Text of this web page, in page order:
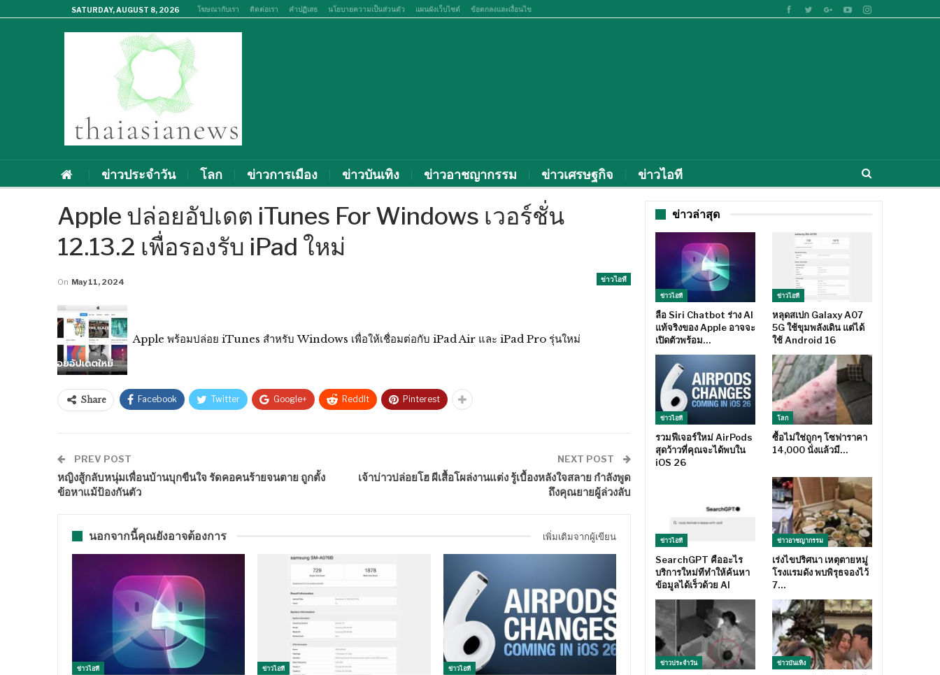
SATURDAY, AUGUST 8, 2026 โฆษณากับเรา ติดต่อเรา คำปฏิเสธ นโยบายความเป็นส่วนตัว แผนผังเว็บไซต์ ข้อตกลงและเงื่อนไข
ข่าวประจำวัน โลก ข่าวการเมือง ข่าวบันเทิง ข่าวอาชญากรรม ข่าวเศรษฐกิจ ข่าวไอที
Apple ปล่อยอัปเดต iTunes For Windows เวอร์ชั่น
12.13.2 เพื่อรองรับ iPad ใหม่
ข่าวไอที
On May 11, 2024
Apple พร้อมปล่อย iTunes สำหรับ Windows เพื่อให้เชื่อมต่อกับ iPad Air และ iPad Pro รุ่นใหม่
Share Facebook Twitter Google+ ReddIt Pinterest
PREV POST
หญิงสู้กลับหนุ่มเพื่อนบ้านบุกขืนใจ รัดคอคนร้ายจนตาย ถูกตั้ง
ข้อหาแม้ป้องกันตัว
NEXT POST
เจ้าบ่าวปล่อยโฮ ผีเสื้อโผล่งานแต่ง รู้เบื้องหลังใจสลาย กำลังพูด
ถึงคุณยายผู้ล่วงลับ
นอกจากนี้คุณยังอาจต้องการ เพิ่มเติมจากผู้เขียน
ข่าวไอที ข่าวไอที ข่าวไอที
ข่าวล่าสุด
ข่าวไอที
ลือ Siri Chatbot ร่าง AI
แท้จริงของ Apple อาจจะ
เปิดตัวพร้อม…
ข่าวไอที
หลุดสเปก Galaxy A07
5G ใช้ขุมพลังเดิน แต่ได้
ใช้ Android 16
ข่าวไอที
รวมฟีเจอร์ใหม่ AirPods
สุดว้าวที่คุณจะได้พบใน
iOS 26
โลก
ซื้อไม่ใช่ถูกๆ โซฟาราคา
14,000 นั่งแล้วมี…
ข่าวไอที
SearchGPT คืออะไร
บริการใหม่ทีทำให้ค้นหา
ข้อมูลได้เร็วด้วย AI
ข่าวอาชญากรรม
เร่งไขปริศนา เหตุตายหมู่
โรงแรมดัง พบพิรุธจองไว้
7…
ข่าวประจำวัน ข่าวบันเทิง